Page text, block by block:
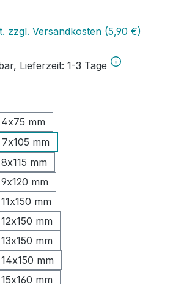
zzgl. Versandkosten (5,90 €)
Lieferzeit: 1-3 Tage
mm
mm
mm
mm
mm
mm
mm
mm
mm